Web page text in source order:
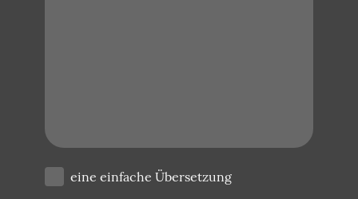
eine einfache Übersetzung